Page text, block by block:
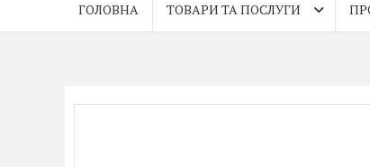
ГОЛОВНА ТОВАРИ ТА ПОСЛУГИ